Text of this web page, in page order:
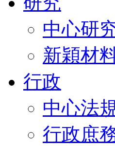
中心研
新穎材
行政
中心法
行政庶